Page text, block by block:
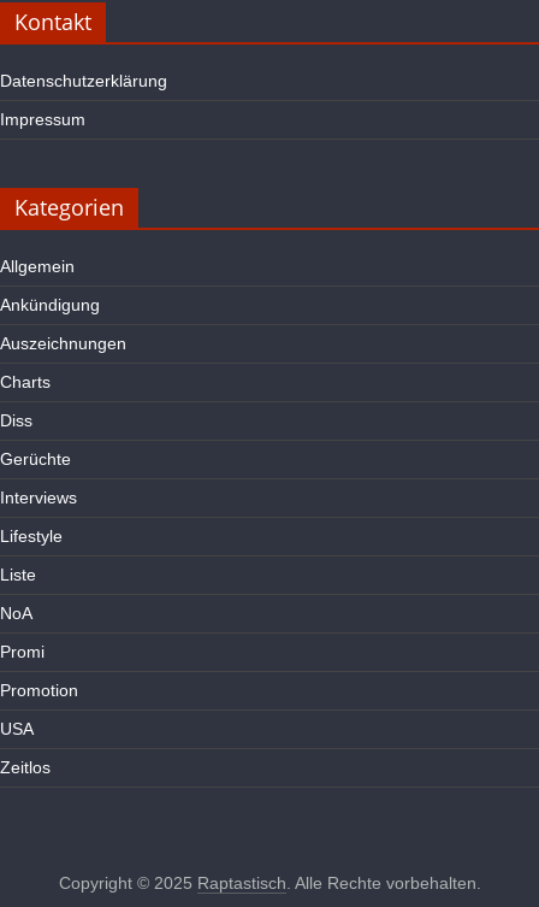
Kontakt
Datenschutzerklärung
Impressum
Kategorien
Allgemein
Ankündigung
Auszeichnungen
Charts
Diss
Gerüchte
Interviews
Lifestyle
Liste
NoA
Promi
Promotion
USA
Zeitlos
Copyright © 2025 Raptastisch . Alle Rechte vorbehalten.